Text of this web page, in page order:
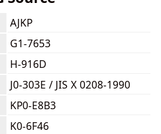
AJKP
G1-7653
H-916D
J0-303E / JIS X 0208-1990
KP0-E8B3
K0-6F46